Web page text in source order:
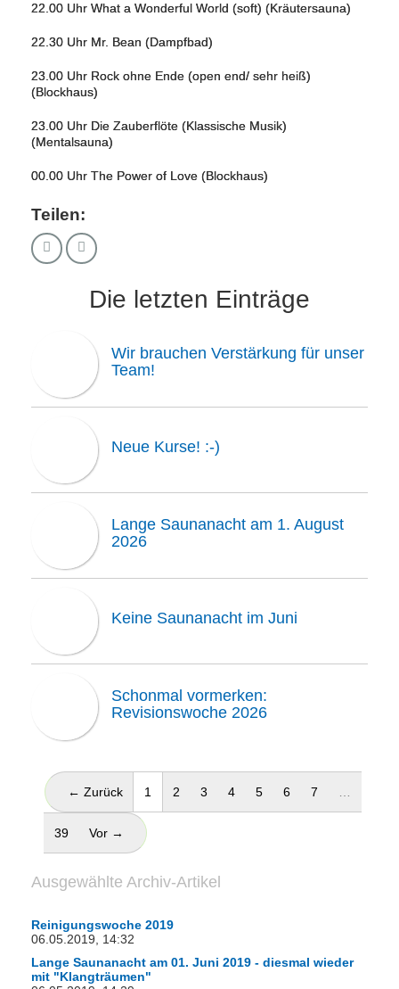
22.00 Uhr What a Wonderful World (soft) (Kräutersauna)
22.30 Uhr Mr. Bean (Dampfbad)
23.00 Uhr Rock ohne Ende (open end/ sehr heiß)
(Blockhaus)
23.00 Uhr Die Zauberflöte (Klassische Musik)
(Mentalsauna)
00.00 Uhr The Power of Love (Blockhaus)
Teilen:
Die letzten Einträge
Wir brauchen Verstärkung für unser
Team!
Neue Kurse! :-)
Lange Saunanacht am 1. August
2026
Keine Saunanacht im Juni
Schonmal vormerken:
Revisionswoche 2026
← Zurück 1 (aktuell)
2 3 4 5 6 7
39 Vor →
Ausgewählte Archiv-Artikel
Reinigungswoche 2019
06.05.2019, 14:32
Lange Saunanacht am 01. Juni 2019 - diesmal wieder
mit "Klangträumen"